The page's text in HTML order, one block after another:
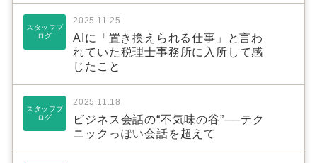
スタッフブ
ログ
2025.11.25
AIに「置き換えられる仕事」と言わ
れていた税理士事務所に入所して感
じたこと
スタッフブ
ログ
2025.11.18
ビジネス会話の“不気味の谷”──テク
ニックっぽい会話を超えて